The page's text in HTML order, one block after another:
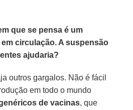
que se pensa é um
circulação. A suspensão
ajudaria?
outros gargalos. Não é fácil
em todo o mundo
de vacinas, que